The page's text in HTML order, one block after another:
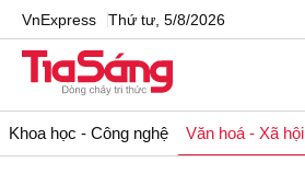
VnExpress Thứ tư, 5/8/2026
Khoa học - Công nghệ Văn hoá - Xã hội